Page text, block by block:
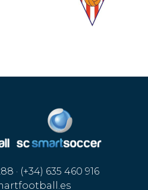
· (+34) 635 460 916